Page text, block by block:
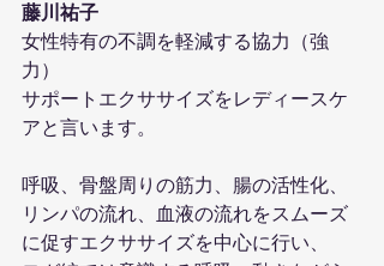
藤川祐子
女性特有の不調を軽減する協力（強
力）
サポートエクササイズをレディースケ
アと言います。
呼吸、骨盤周りの筋力、腸の活性化、
リンパの流れ、血液の流れをスムーズ
に促すエクササイズを中心に行い、